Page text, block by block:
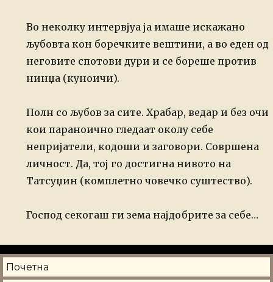
Во неколку интервјуа ја имаше искажано
љубовта кон боречките вештини, аво еден од
неговите спотови дури и се бореше против
нинџа (куноичи).
Полн со љубов за сите. Храбар, ведар и без очи
кои параноично гледаат околу себе
непријатели, кодоши и заговори. Совршена
личност. Да, тој го достигна нивото на
Татсуџин (комплетно човечко суштество).
Господ секогаш ги зема најдобрите за себе…
Почетна